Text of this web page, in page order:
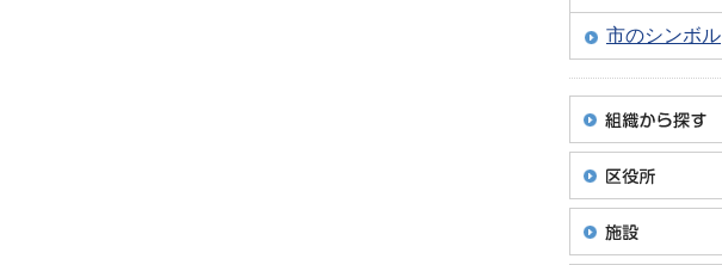
市のシンボル